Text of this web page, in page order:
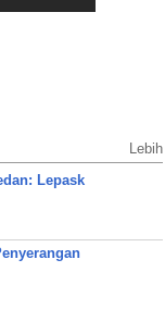
Lebih
Lepask